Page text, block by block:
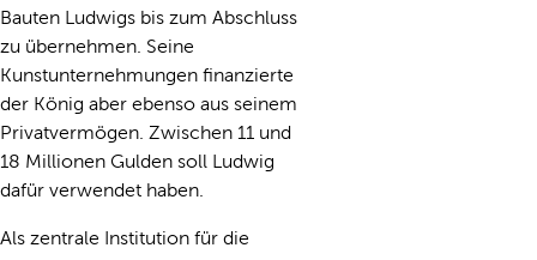
Bauten Ludwigs bis zum Abschluss
zu übernehmen. Seine
Kunstunternehmungen finanzierte
der König aber ebenso aus seinem
Privatvermögen. Zwischen 11 und
18 Millionen Gulden soll Ludwig
dafür verwendet haben.
Als zentrale Institution für die